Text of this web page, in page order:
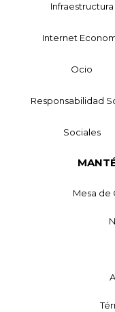
Infraestructura
Internet
Ocio
Responsabilidad
Sociales
Mesa de